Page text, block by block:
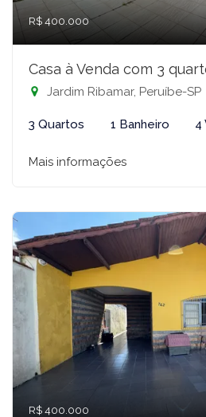
R$ 400.000
Casa à Venda com 3
Jardim Ribamar, Peruíbe-SP
3 Quartos 1 Banheiro 4
Mais informações
R$ 400.000